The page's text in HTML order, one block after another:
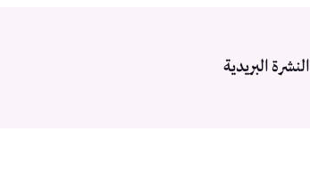
النشرة البريدية